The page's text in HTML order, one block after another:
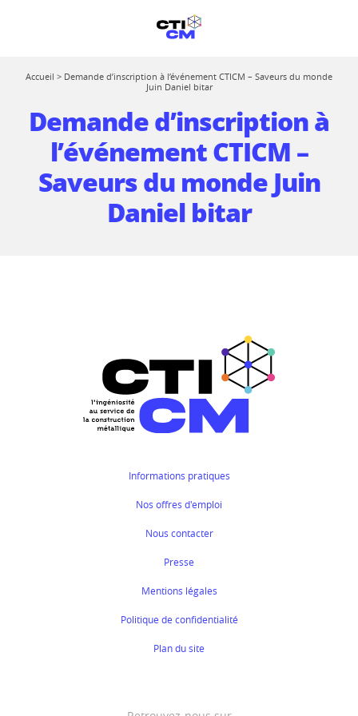
Accueil > Demande d’inscription à l’événement CTICM – Saveurs du monde
Juin Daniel bitar
Demande d’inscription à
l’événement CTICM –
Saveurs du monde Juin
Daniel bitar
Informations pratiques
Nos offres d'emploi
Nous contacter
Presse
Mentions légales
Politique de confidentialité
Plan du site